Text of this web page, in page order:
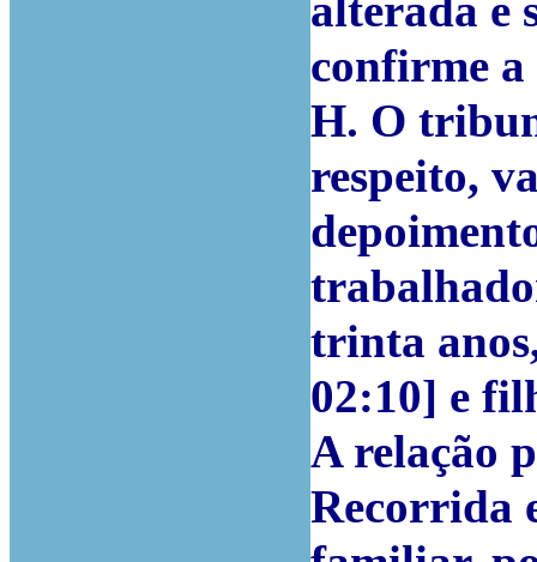
alterada e
confirme a
H. O
respeito,
trinta
02:10] e
A relação
Recorrida